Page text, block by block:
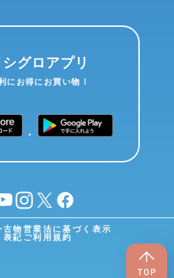
シグロアプリ
にお得にお買い物！
instagram
X facebook
古物営業法に基づく表示
表記 ご利用規約